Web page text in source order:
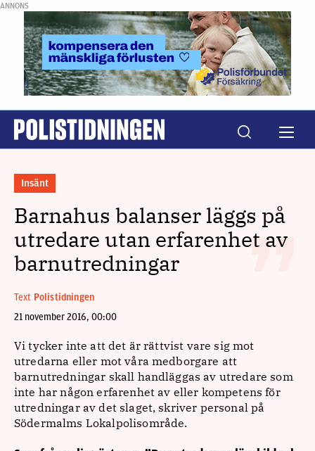
ANNONS
Insänt
Barnahus balanser läggs på
utredare utan erfarenhet av
barnutredningar
Text Polistidningen
21 november 2016, 00:00
Vi tycker inte att det är rättvist vare sig mot
utredarna eller mot våra medborgare att
barnutredningar skall handläggas av utredare som
inte har någon erfarenhet av eller kompetens för
utredningar av det slaget, skriver personal på
Södermalms Lokalpolisområde.